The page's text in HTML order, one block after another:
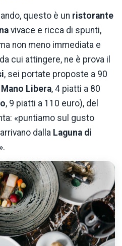
questo è un ristorante
vivace e ricca di spunti,
non meno immediata e
da cui attingere, ne è prova il
, sei portate proposte a 90
Libera, 4 piatti a 80
, 9 piatti a 110 euro), del
«puntiamo sul gusto
dalla Laguna di
».